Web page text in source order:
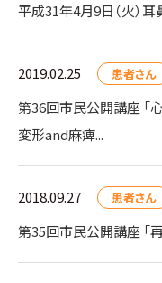
平成31年4月9日（火）
2019.02.25 患者さん
第36回市民公開講座 「
変形and麻痺...
2018.09.27 患者さん
第35回市民公開講座 「